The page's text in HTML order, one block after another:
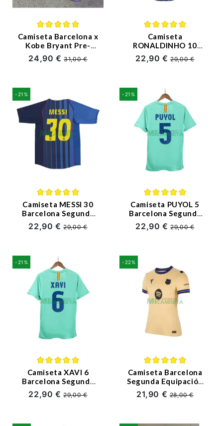
Camiseta Barcelona x
Kobe Bryant Pre-
Match 2025/2026
Negro/Morado
24,90 €31,00 €
Camiseta
RONALDINHO 10
Barcelona Segunda
Equipación Retro
22,90 €29,00 €
-21%
Camiseta MESSI 30
Barcelona Segunda
Equipación Retro
2004/05
22,90 €29,00 €
-21%
Camiseta PUYOL 5
Barcelona Segunda
Equipación Retro
2010/11
22,90 €29,00 €
-21%
Camiseta XAVI 6
Barcelona Segunda
Equipación Retro
2010/11
22,90 €29,00 €
-22%
Camiseta Barcelona
Segunda Equipación
2025/2026 Oro
Mujer
21,90 €28,00 €